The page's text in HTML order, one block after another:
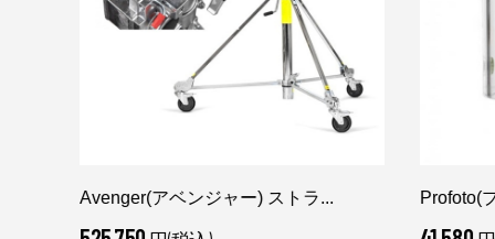
Avenger(アベンジャー) ストラ... Profoto(